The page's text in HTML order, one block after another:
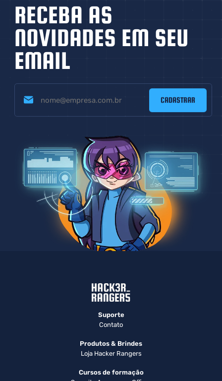
RECEBA AS
NOVIDADES EM SEU
EMAIL
Suporte
Contato
Produtos & Brindes
Loja Hacker Rangers
Cursos de formação